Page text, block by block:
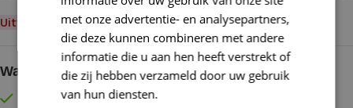
Uitverkocht
Waarom kopen bij de Wolkast?
Lage verzendkosten vanaf € 4,99 binnen NL
met onze advertentie- en analysepartners,
die deze kunnen combineren met andere
informatie die u aan hen heeft verstrekt of
die zij hebben verzameld door uw gebruik
van hun diensten.